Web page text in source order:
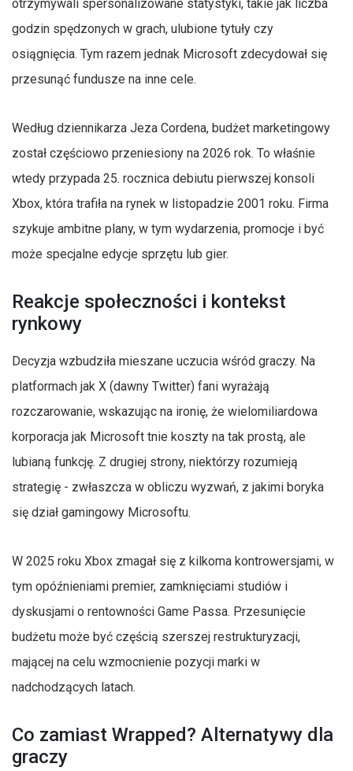
otrzymywali spersonalizowane statystyki, takie jak liczba
godzin spędzonych w grach, ulubione tytuły czy
osiągnięcia. Tym razem jednak Microsoft zdecydował się
przesunąć fundusze na inne cele.
Według dziennikarza Jeza Cordena, budżet marketingowy
został częściowo przeniesiony na 2026 rok. To właśnie
wtedy przypada 25. rocznica debiutu pierwszej konsoli
Xbox, która trafiła na rynek w listopadzie 2001 roku. Firma
szykuje ambitne plany, w tym wydarzenia, promocje i być
może specjalne edycje sprzętu lub gier.
Reakcje społeczności i kontekst
rynkowy
Decyzja wzbudziła mieszane uczucia wśród graczy. Na
platformach jak X (dawny Twitter) fani wyrażają
rozczarowanie, wskazując na ironię, że wielomiliardowa
korporacja jak Microsoft tnie koszty na tak prostą, ale
lubianą funkcję. Z drugiej strony, niektórzy rozumieją
strategię - zwłaszcza w obliczu wyzwań, z jakimi boryka
się dział gamingowy Microsoftu.
W 2025 roku Xbox zmagał się z kilkoma kontrowersjami, w
tym opóźnieniami premier, zamknięciami studiów i
dyskusjami o rentowności Game Passa. Przesunięcie
budżetu może być częścią szerszej restrukturyzacji,
mającej na celu wzmocnienie pozycji marki w
nadchodzących latach.
Co zamiast Wrapped? Alternatywy dla
graczy